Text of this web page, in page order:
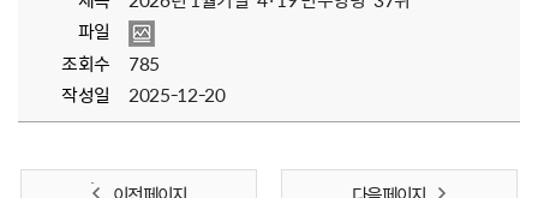
파일
조회수
785
작성일
2025-12-20